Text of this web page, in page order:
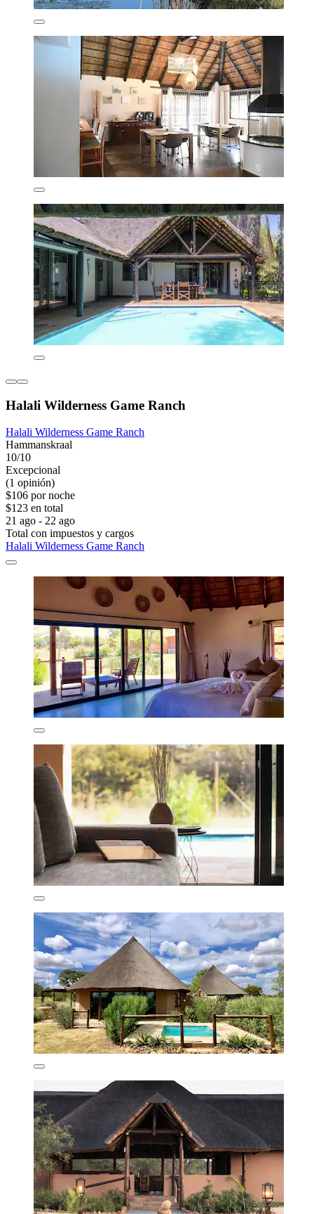
Halali Wilderness Game Ranch
Halali Wilderness Game Ranch
Hammanskraal
10/10
Excepcional
(1 opinión)
$106 por noche
$123 en total
21 ago - 22 ago
Total con impuestos y cargos
Halali Wilderness Game Ranch